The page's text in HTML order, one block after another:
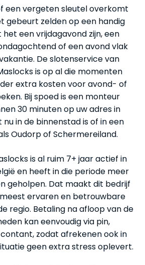
een vergeten sleutel overkomt
gebeurt zelden op een handig
een vrijdagavond zijn, een
of een avond vlak
De slotenservice van
is op al die momenten
extra kosten voor avond- of
Bij spoed is een monteur
30 minuten op uw adres in
in de binnenstad is of in een
Oudorp of Schermereiland.
is al ruim 7+ jaar actief in
en heeft in die periode meer
geholpen. Dat maakt dit bedrijf
ervaren en betrouwbare
regio. Betaling na afloop van de
kan eenvoudig via pin,
zodat afrekenen ook in
geen extra stress oplevert.